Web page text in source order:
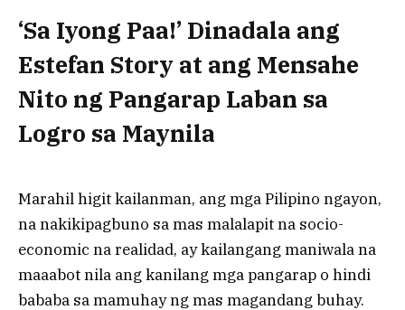
‘Sa Iyong Paa!’ Dinadala ang
Estefan Story at ang Mensahe
Nito ng Pangarap Laban sa
Logro sa Maynila
Marahil higit kailanman, ang mga Pilipino ngayon,
na nakikipagbuno sa mas malalapit na socio-
economic na realidad, ay kailangang maniwala na
maaabot nila ang kanilang mga pangarap o hindi
bababa sa mamuhay ng mas magandang buhay.